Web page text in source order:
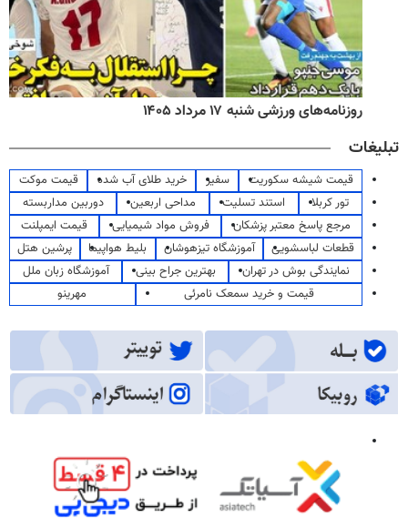
روزنامه‌های ورزشی شنبه ۱۷ مرداد ۱۴۰۵
تبلیغات
قیمت شیشه سکوریت سفیر خرید طلای آب شده
قیمت موکت
تور کربلا
استند تسلیت مداحی اربعین
دوربین مداربسته
مرجع پاسخ معتبر پزشکان
فروش مواد شیمیایی
قیمت ایمپلنت
قطعات لباسشویی
آموزشگاه تیزهوشان بلیط هواپیما
پرشین هتل
نمایندگی بوش در تهران
بهترین جراح بینی
آموزشگاه زبان ملل
قیمت و خرید سمعک نامرئی
مهرینو